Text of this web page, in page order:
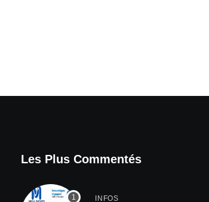
Les Plus Commentés
INFOS